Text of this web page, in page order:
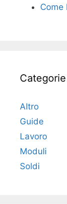
Come
Categorie
Altro
Guide
Lavoro
Moduli
Soldi